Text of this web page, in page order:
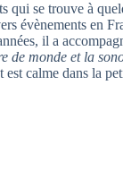
qui se trouve à
évènements en
il a
de monde et la
est calme dans la